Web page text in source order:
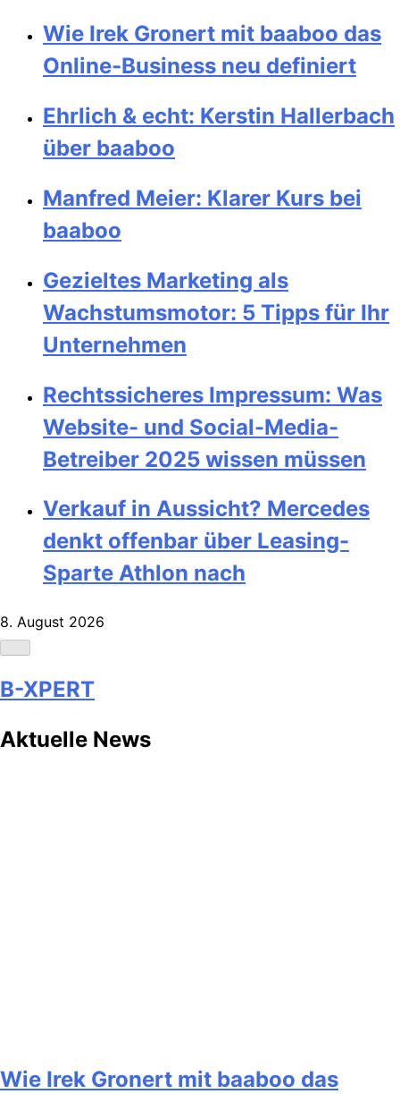
Wie Irek Gronert mit baaboo das
Online-Business neu definiert
Ehrlich & echt: Kerstin Hallerbach
über baaboo
Manfred Meier: Klarer Kurs bei
baaboo
Gezieltes Marketing als
Wachstumsmotor: 5 Tipps für Ihr
Unternehmen
Rechtssicheres Impressum: Was
Website- und Social-Media-
Betreiber 2025 wissen müssen
Verkauf in Aussicht? Mercedes
denkt offenbar über Leasing-
Sparte Athlon nach
8. August 2026
B-XPERT
Aktuelle News
Wie Irek Gronert mit baaboo das